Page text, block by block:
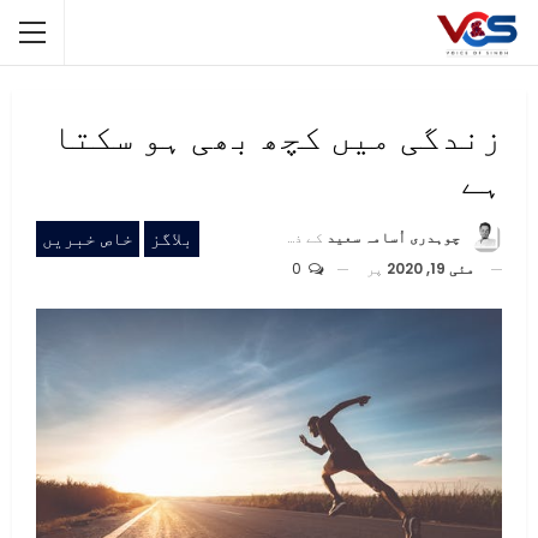
زندگی میں کچھ بھی ہو سکتا
ہے
بلاگز خاص خبریں چوہدری اُسامہ سعید کے ذریعہ
مئی 19, 2020
پر